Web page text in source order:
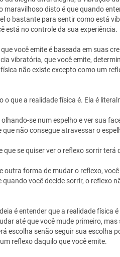
maravilhoso disto é que quando
o bastante para sentir como está
está no controle da sua experiência.
você emite é baseada em suas
vibratória, que você emite,
não existe excepto como um
o que a realidade física é. Ela é
olhando-se num espelho e ver sua
que não consegue atravessar o
que se quiser ver o reflexo sorrir terá
outra forma de mudar o reflexo,
quando você decide sorrir, o reflexo
é entender que a realidade física
até que você mude primeiro, mas
escolha senão seguir sua escolha
reflexo daquilo que você emite.